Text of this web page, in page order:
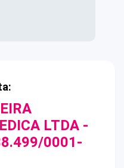
LTDA -
0001-